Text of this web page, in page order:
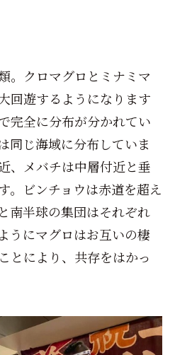
。クロマグロとミナミマ
回遊するようになります
完全に分布が分かれてい
同じ海域に分布していま
、メバチは中層付近と垂
。ビンチョウは赤道を超え
南半球の集団はそれぞれ
うにマグロはお互いの棲
とにより、共存をはかっ